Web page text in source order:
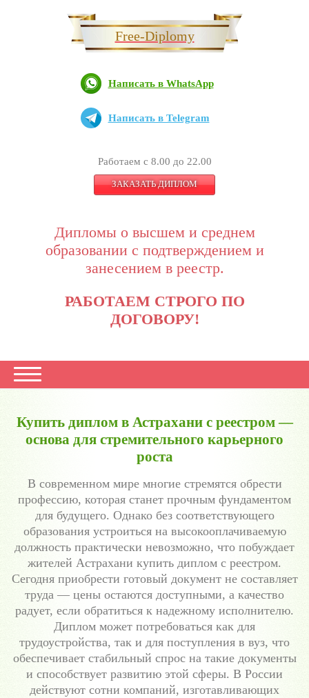
Free-Diplomy
Написать в WhatsApp
Написать в Telegram
Работаем с 8.00 до 22.00
ЗАКАЗАТЬ ДИПЛОМ
Дипломы о высшем и среднем
образовании с подтверждением и
занесением в реестр.
РАБОТАЕМ СТРОГО ПО
ДОГОВОРУ!
Купить диплом в Астрахани с реестром —
основа для стремительного карьерного
роста
В современном мире многие стремятся обрести
профессию, которая станет прочным фундаментом
для будущего. Однако без соответствующего
образования устроиться на высокооплачиваемую
должность практически невозможно, что побуждает
жителей Астрахани купить диплом с реестром.
Сегодня приобрести готовый документ не составляет
труда — цены остаются доступными, а качество
радует, если обратиться к надежному исполнителю.
Диплом может потребоваться как для
трудоустройства, так и для поступления в вуз, что
обеспечивает стабильный спрос на такие документы
и способствует развитию этой сферы. В России
действуют сотни компаний, изготавливающих